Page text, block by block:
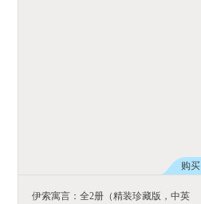
购买
伊索寓言：全2册（精装珍藏版，中英